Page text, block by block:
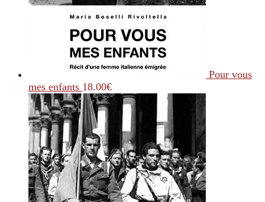
Pour vous
mes enfants 18.00€